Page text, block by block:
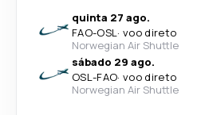
quinta 27 ago.
FAO-OSL· voo direto
Norwegian Air Shuttle
sábado 29 ago.
OSL-FAO· voo direto
Norwegian Air Shuttle